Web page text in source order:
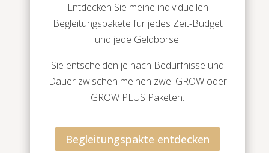
Entdecken Sie meine individuellen
Begleitungspakete für jedes Zeit-Budget
und jede Geldbörse.
Sie entscheiden je nach Bedürfnisse und
Dauer zwischen meinen zwei GROW oder
GROW PLUS Paketen.
Begleitungspakte entdecken